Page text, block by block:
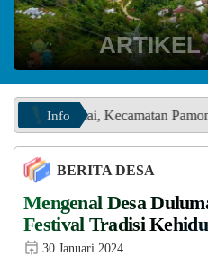
ARTIKEL
InfoPamona Puselemba,
BERITA DESA
Mengenal Desa
Festival Tradisi
30 Januari 2024